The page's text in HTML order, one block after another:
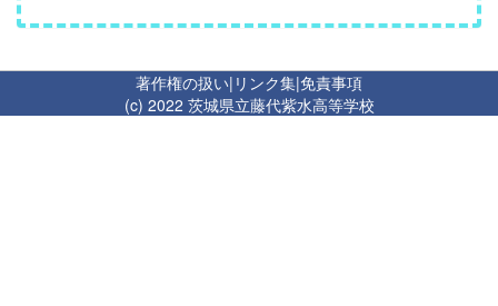
著作権の扱い| リンク集|免責事項
(c) 2022 茨城県立藤代紫水高等学校